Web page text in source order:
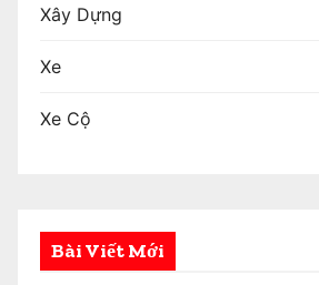
Xây Dựng
Xe
Xe Cộ
Bài Viết Mới